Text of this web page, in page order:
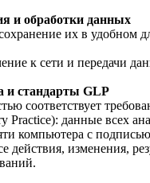
и обработки данных
их в удобном
к сети и передачи
и стандарты GLP
соответствует
Practice): данные всех
компьютера с
действия, изменения,